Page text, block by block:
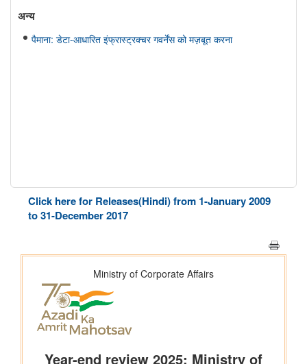
अन्य
पैमाना: डेटा-आधारित इंफ्रास्ट्रक्चर गवर्नेंस को मज़बूत करना
Click here for Releases(Hindi) from 1-January 2009
to 31-December 2017